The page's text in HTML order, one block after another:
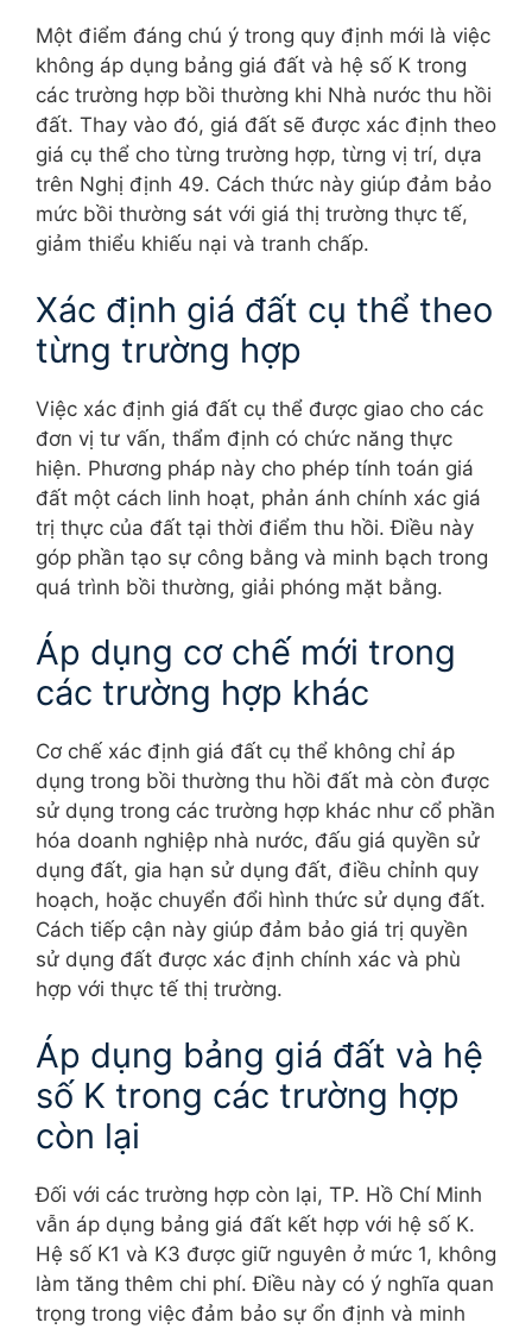
Một điểm đáng chú ý trong quy định mới là việc
không áp dụng bảng giá đất và hệ số K trong
các trường hợp bồi thường khi Nhà nước thu hồi
đất. Thay vào đó, giá đất sẽ được xác định theo
giá cụ thể cho từng trường hợp, từng vị trí, dựa
trên Nghị định 49. Cách thức này giúp đảm bảo
mức bồi thường sát với giá thị trường thực tế,
giảm thiểu khiếu nại và tranh chấp.
Xác định giá đất cụ thể theo
từng trường hợp
Việc xác định giá đất cụ thể được giao cho các
đơn vị tư vấn, thẩm định có chức năng thực
hiện. Phương pháp này cho phép tính toán giá
đất một cách linh hoạt, phản ánh chính xác giá
trị thực của đất tại thời điểm thu hồi. Điều này
góp phần tạo sự công bằng và minh bạch trong
quá trình bồi thường, giải phóng mặt bằng.
Áp dụng cơ chế mới trong
các trường hợp khác
Cơ chế xác định giá đất cụ thể không chỉ áp
dụng trong bồi thường thu hồi đất mà còn được
sử dụng trong các trường hợp khác như cổ phần
hóa doanh nghiệp nhà nước, đấu giá quyền sử
dụng đất, gia hạn sử dụng đất, điều chỉnh quy
hoạch, hoặc chuyển đổi hình thức sử dụng đất.
Cách tiếp cận này giúp đảm bảo giá trị quyền
sử dụng đất được xác định chính xác và phù
hợp với thực tế thị trường.
Áp dụng bảng giá đất và hệ
số K trong các trường hợp
còn lại
Đối với các trường hợp còn lại, TP. Hồ Chí Minh
vẫn áp dụng bảng giá đất kết hợp với hệ số K.
Hệ số K1 và K3 được giữ nguyên ở mức 1, không
làm tăng thêm chi phí. Điều này có ý nghĩa quan
trọng trong việc đảm bảo sự ổn định và minh